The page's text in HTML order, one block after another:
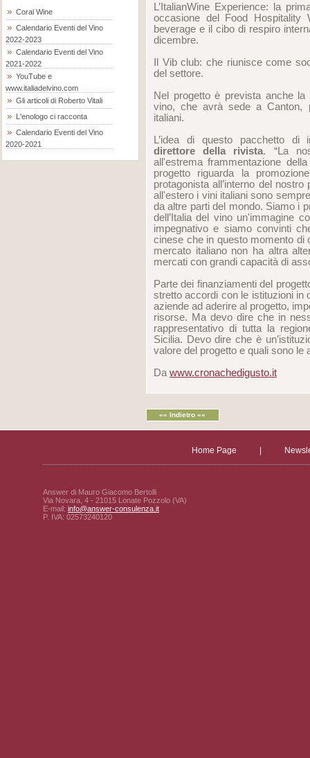
Coral Wine
Calendario Eventi del Vino
2022-2023
Calendario Eventi del Vino
2021-2022
YouTube e
www.italiadelvino.com
Gli articoli di Roberto Vitali
L'enologo ci racconta
Calendario Eventi del Vino
2020-2021
L’ItalianWine Experience: la
occasione del Food
beverage e il cibo di respiro
dicembre.
Il Vib club: che riunisce come
del settore.
Nel progetto è prevista anche la
vino, che avrà sede a Canton,
italiani.
L’idea di questo pacchetto di
direttore della rivista. “La
all'estrema frammentazione
progetto riguarda la
protagonista all’interno del
all'estero i vini italiani sono
da altre parti del mondo. Siamo i
dell’Italia del vino un'immagine
impegnativo e siamo convinti
cinese che in questo momento di
mercato italiano non ha altra
mercati con grandi capacità di
Parte dei finanziamenti del
stretto accordi con le istituzioni in
aziende ad aderire al progetto,
risorse. Ma devo dire che in
rappresentativo di tutta la
Sicilia. Devo dire che è
valore del progetto e quali sono le
Da www.cronachedigusto.it
«« Indietro ««
Home Page
Answer di Mauro Giacomo Bertolli
Via Novara, 4 - 21015 Lonate Pozzolo (VA)
E-mail: info@answer-consulenza.it
P. IVA: 02573240120